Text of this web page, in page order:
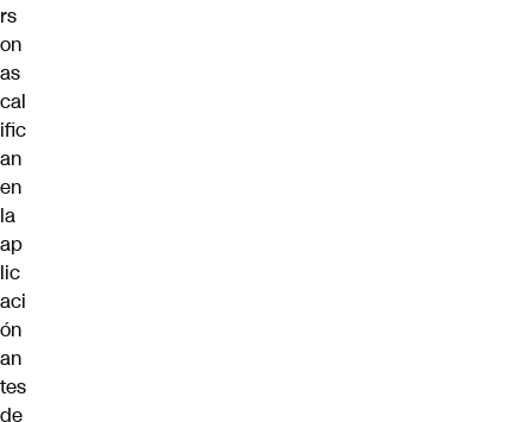
rs
on
as
cal
ific
an
en
la
ap
lic
aci
ón
an
tes
de